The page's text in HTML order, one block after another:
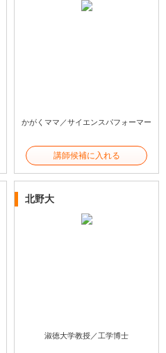
かがくママ／サイエンスパフォーマー
講師候補に入れる
北野大
淑徳大学教授／工学博士